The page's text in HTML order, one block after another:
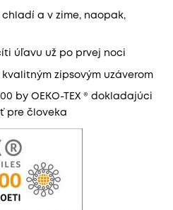
a v zime, naopak,
úľavu už po prvej noci
zipsovým uzáverom
by OEKO-TEX ® dokladajúci
pre človeka